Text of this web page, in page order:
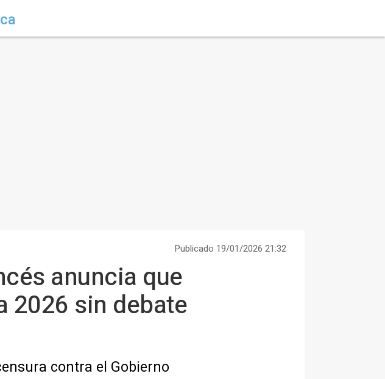
Publicado 19/01/2026 21:32
anuncia que
2026 sin debate
contra el Gobierno